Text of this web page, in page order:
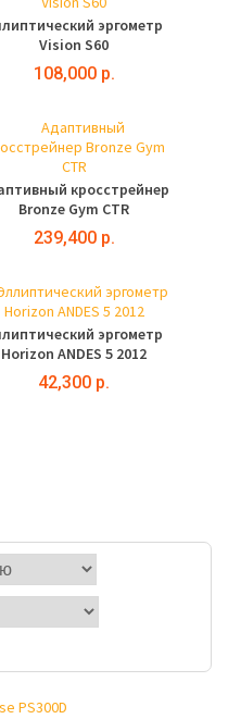
эргометр
Vision S60
108,000 р.
кросстрейнер
Bronze Gym CTR
239,400 р.
эргометр
Horizon ANDES 5 2012
42,300 р.